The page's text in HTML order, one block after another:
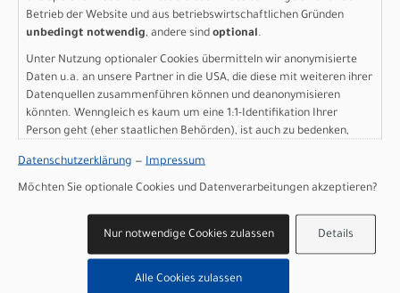
built-in anti-theft feature, Bluetooth connectivity,
customizable display pages
Kabelbaum: Custom wire harness
Herstellerdaten gem. GPSR
Marke Specialized: Specialized Germany GmbH
D-83607 Holzkirchen
+49 8024 90 288 01
Varianten
Betrieb der Website und aus betriebswirtschaftlichen Gründen
unbedingt notwendig, andere sind optional.
Unter Nutzung optionaler Cookies übermitteln wir anonymisierte
Daten u.a. an unsere Partner in die USA, die diese mit weiteren ihrer
Datenquellen zusammenführen können und deanonymisieren
könnten. Wenngleich es kaum um eine 1:1-Identifikation Ihrer
Person geht (eher staatlichen Behörden), ist auch zu bedenken,
sind wie bei uns in der Europäischen Union.
Datenschutzerklärung — Impressum
Möchten Sie optionale Cookies und Datenverarbeitungen akzeptieren?
Details
Nur notwendige Cookies zulassen
Alle Cookies zulassen